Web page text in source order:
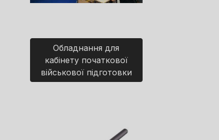
Обладнання для
кабінету початкової
військової підготовки